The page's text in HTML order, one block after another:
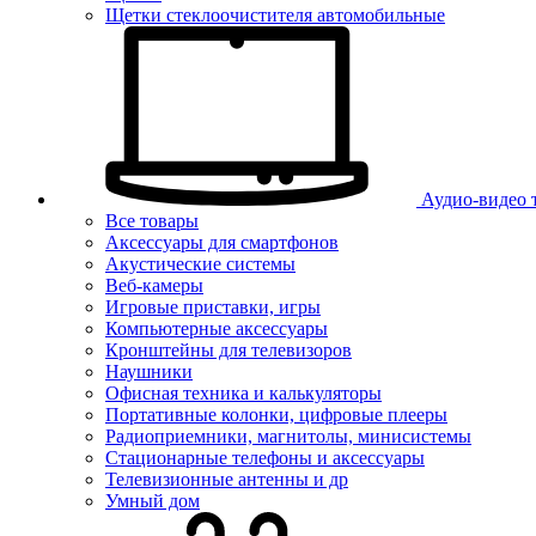
Щетки стеклоочистителя автомобильные
Аудио-видео
Все товары
Аксессуары для смартфонов
Акустические системы
Веб-камеры
Игровые приставки, игры
Компьютерные аксессуары
Кронштейны для телевизоров
Наушники
Офисная техника и калькуляторы
Портативные колонки, цифровые плееры
Радиоприемники, магнитолы, минисистемы
Стационарные телефоны и аксессуары
Телевизионные антенны и др
Умный дом